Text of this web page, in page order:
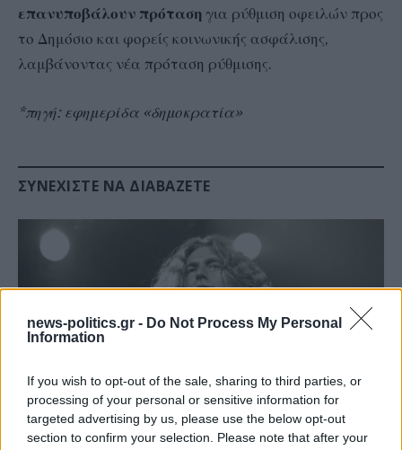
news-politics.gr - Do Not Process My Personal
Information
If you wish to opt-out of the sale, sharing to third parties, or
processing of your personal or sensitive information for
targeted advertising by us, please use the below opt-out
section to confirm your selection. Please note that after your
επανυποβάλουν πρόταση για ρύθμιση οφειλών προς
το Δημόσιο και φορείς κοινωνικής ασφάλισης,
λαμβάνοντας νέα πρόταση ρύθμισης.
*πηγή: εφημερίδα «δημοκρατία»
ΣΥΝΕΧΊΣΤΕ ΝΑ ΔΙΑΒΆΖΕΤΕ